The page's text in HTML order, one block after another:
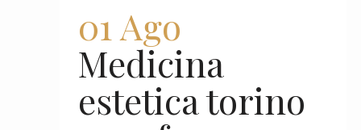
01 Ago
Medicina
estetica torino